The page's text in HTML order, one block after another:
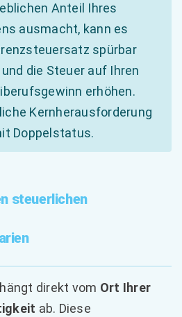
Anteil Ihres
ausmacht, kann es
spürbar
die Steuer auf Ihren
erhöhen.
Kernherausforderung
Doppelstatus.
steuerlichen
direkt vom Ort Ihrer
ab. Diese